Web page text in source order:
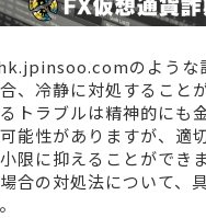
のような
、冷静に対処すること
トラブルは精神的にも
能性がありますが、適
限に抑えることができ
合の対処法について、